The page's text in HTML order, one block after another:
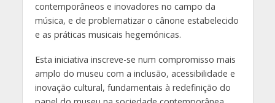
contemporâneos e inovadores no campo da
música, e de problematizar o cânone estabelecido
e as práticas musicais hegemónicas.
Esta iniciativa inscreve-se num compromisso mais
amplo do museu com a inclusão, acessibilidade e
inovação cultural, fundamentais à redefinição do